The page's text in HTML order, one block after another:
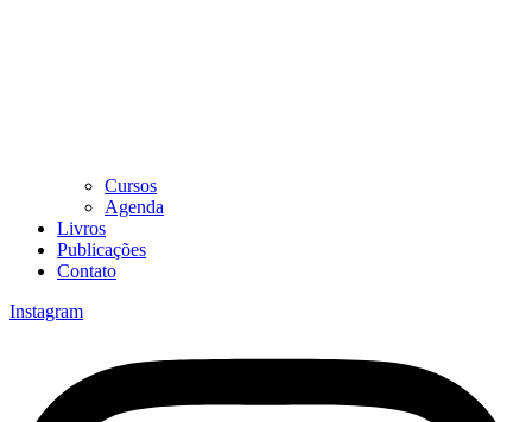
Cursos
Agenda
Livros
Publicações
Contato
Instagram